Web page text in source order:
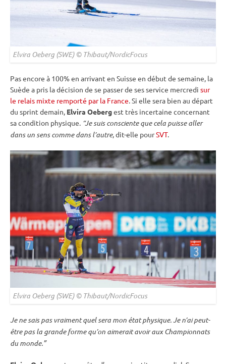
Elvira Oeberg (SWE) © Thibaut/NordicFocus
Pas encore à 100% en arrivant en Suisse en début de semaine, la
Suède a pris la décision de se passer de ses service mercredi sur
le relais mixte remporté par la France. Si elle sera bien au départ
du sprint demain, Elvira Oebergest très incertaine concernant
sa condition physique. “Je suis consciente que cela puisse aller
dans un sens comme dans l’autre, dit-elle pourSVT.
Elvira Oeberg (SWE) © Thibaut/NordicFocus
Je ne sais pas vraiment quel sera mon état physique. Je n’ai peut-
être pas la grande forme qu’on aimerait avoir auxChampionnats
du monde.”